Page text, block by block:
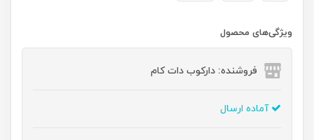
ویژگی‌های محصول
فروشنده: دارکوب دات کام
آماده ارسال